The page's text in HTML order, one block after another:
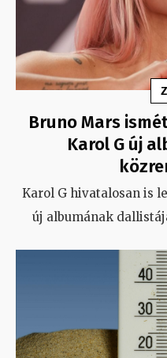
Bruno Mars
Karol G új
Karol G hivatalosan is
új albumának